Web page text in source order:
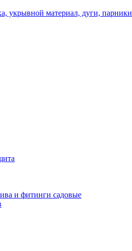
укрывной материал, дуги, парники
и фитинги садовые